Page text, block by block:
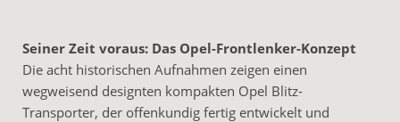
Seiner Zeit voraus: Das Opel-Frontlenker-Konzept
Die acht historischen Aufnahmen zeigen einen
wegweisend designten kompakten Opel Blitz-
Transporter, der offenkundig fertig entwickelt und